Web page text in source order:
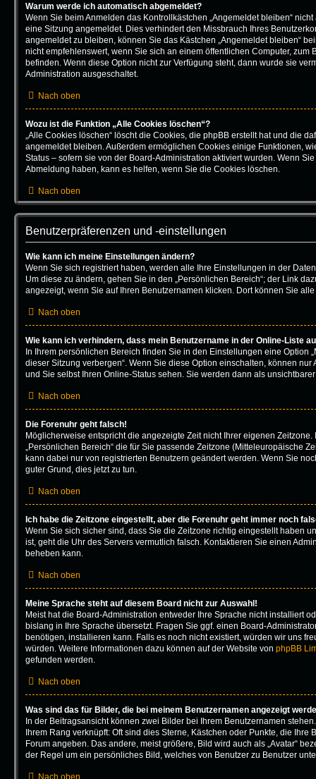
Warum werde ich automatisch abgemeldet?
Wenn Sie beim Anmelden das Kontrollkästchen „Angemeldet bleiben“
eine Sitzung angemeldet. Dies verhindert den Missbrauch Ihres
angemeldet zu bleiben, können Sie das Kästchen „Angemeldet bleiben“
nicht empfehlenswert, wenn Sie sich an einem öffentlichen Computer, zum
befinden. Wenn diese Option nicht zur Verfügung steht, dann wurde sie
Administration ausgeschaltet.
Nach oben
Wozu ist die Funktion „Alle Cookies löschen“?
„Alle Cookies löschen“ löscht die Cookies, die phpBB erstellt hat und die
angemeldet bleiben. Außerdem ermöglichen Cookies einige Funktionen,
Status – sofern sie von der Board-Administration aktiviert wurden. Wenn
Abmeldung haben, kann es helfen, wenn Sie die Cookies löschen.
Nach oben
Benutzerpräferenzen und -einstellungen
Wie kann ich meine Einstellungen ändern?
Wenn Sie sich registriert haben, werden alle Ihre Einstellungen in der
Um diese zu ändern, gehen Sie in den „Persönlichen Bereich“; der Link
angezeigt, wenn Sie auf Ihren Benutzernamen klicken. Dort können Sie
Nach oben
Wie kann ich verhindern, dass mein Benutzername in der Online-Liste
In Ihrem persönlichen Bereich finden Sie in den Einstellungen eine Option
dieser Sitzung verbergen“. Wenn Sie diese Option einschalten, können nur
und Sie selbst Ihren Online-Status sehen. Sie werden dann als
Nach oben
Die Forenuhr geht falsch!
Möglicherweise entspricht die angezeigte Zeit nicht Ihrer eigenen
„Persönlichen Bereich“ die für Sie passende Zeitzone (Mitteleuropäische
kann dabei nur von registrierten Benutzern geändert werden. Wenn Sie
guter Grund, dies jetzt zu tun.
Nach oben
Ich habe die Zeitzone eingestellt, aber die Forenuhr geht immer noch
Wenn Sie sich sicher sind, dass Sie die Zeitzone richtig eingestellt haben
ist, geht die Uhr des Servers vermutlich falsch. Kontaktieren Sie einen
beheben kann.
Nach oben
Meine Sprache steht auf diesem Board nicht zur Auswahl!
Meist hat die Board-Administration entweder Ihre Sprache nicht installiert
bislang in Ihre Sprache übersetzt. Fragen Sie ggf. einen Board-
benötigen, installieren kann. Falls es noch nicht existiert, würden wir uns
würden. Weitere Informationen dazu können auf der Website von phpBB
gefunden werden.
Nach oben
Was sind das für Bilder, die bei meinem Benutzernamen angezeigt
In der Beitragsansicht können zwei Bilder bei Ihrem Benutzernamen
Ihrem Rang verknüpft: Oft sind dies Sterne, Kästchen oder Punkte, die Ihre
Forum angeben. Das andere, meist größere, Bild wird auch als „Avatar“
der Regel um ein persönliches Bild, welches von Benutzer zu Benutzer
Nach oben